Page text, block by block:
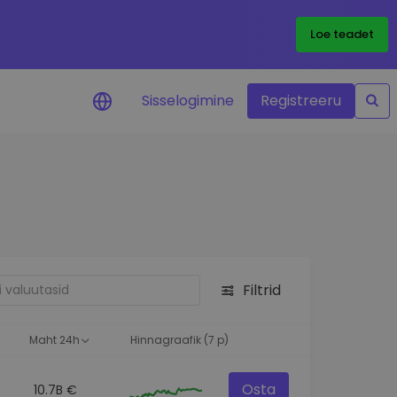
Loe teadet
Sisselogimine Registreeru
Filtrid
Maht 24h Hinnagraafik (7 p)
10.7B € Osta